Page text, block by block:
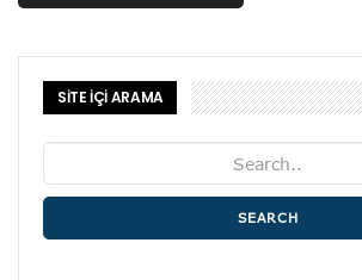
SİTE İÇİ ARAMA
SEARCH